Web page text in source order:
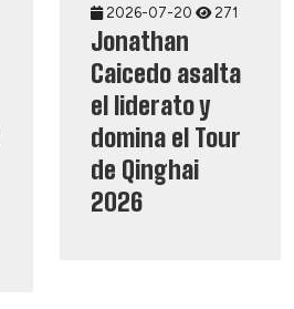
2026-07-20 271
Jonathan
Caicedo asalta
el liderato y
domina el Tour
de Qinghai
2026